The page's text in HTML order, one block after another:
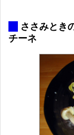
ささみとき
チーネ